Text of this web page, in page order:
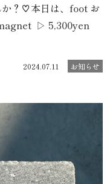
か？♡本日は、foot お
▷ 5,300yen
2024.07.11 お知らせ